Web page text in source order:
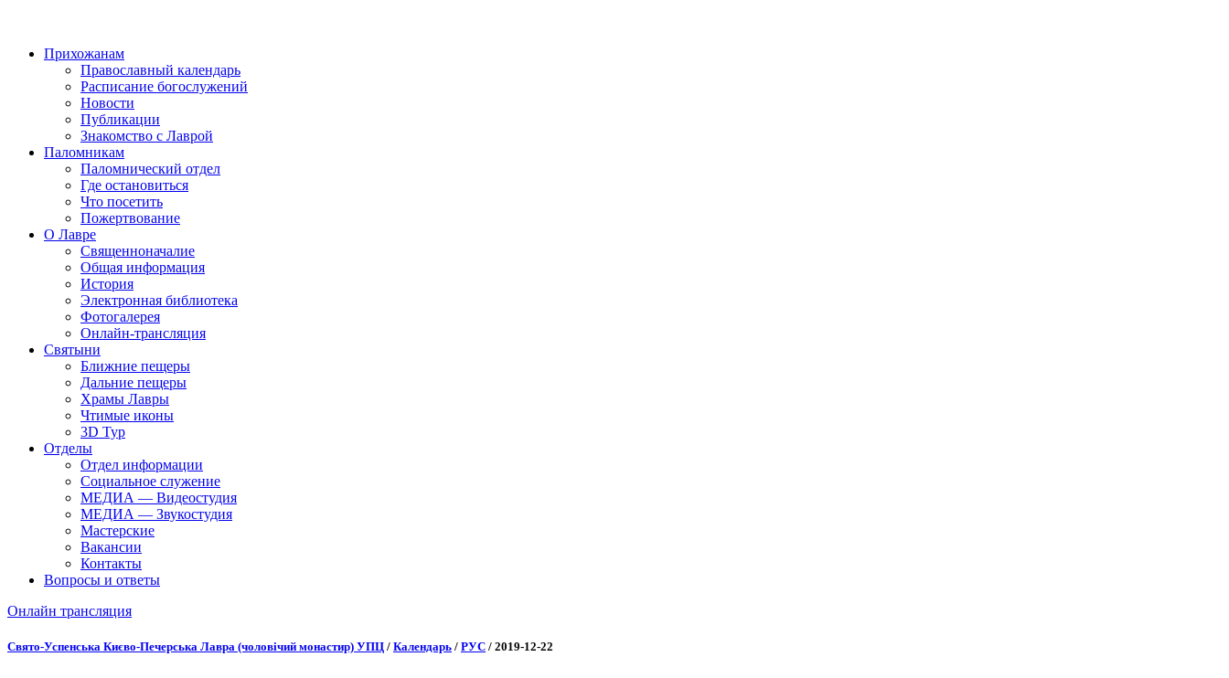
Прихожанам
Православный календарь
Расписание богослужений
Новости
Публикации
Знакомство с Лаврой
Паломникам
Паломнический отдел
Где остановиться
Что посетить
Пожертвование
О Лавре
Священноначалие
Общая информация
История
Электронная библиотека
Фотогалерея
Онлайн-трансляция
Святыни
Ближние пещеры
Дальние пещеры
Храмы Лавры
Чтимые иконы
3D Тур
Отделы
Отдел информации
Социальное служение
МЕДИА — Видеостудия
МЕДИА — Звукостудия
Мастерские
Вакансии
Контакты
Вопросы и ответы
Онлайн трансляция
Онлайн трансляция |12 сентября
Свято-Успенська Києво-Печерська Лавра (чоловічий монастир) УПЦ / Календарь / РУС / 2019-12-22